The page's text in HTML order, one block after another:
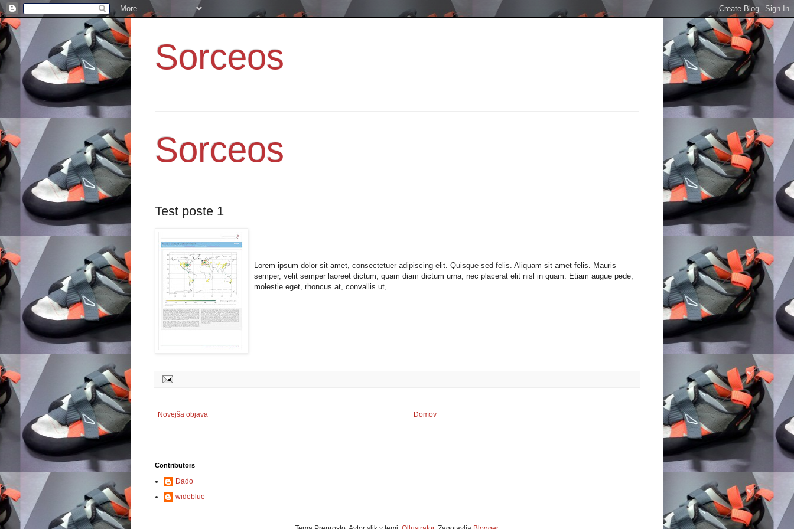
Sorceos
Sorceos
Test poste 1
Lorem ipsum dolor sit amet, consectetuer adipiscing elit. Quisque sed felis. Aliquam sit amet felis. Mauris
semper, velit semper laoreet dictum, quam diam dictum urna, nec placerat elit nisl in quam. Etiam augue pede,
molestie eget, rhoncus at, convallis ut, ...
Novejša objava Domov
Contributors
Dado
wideblue